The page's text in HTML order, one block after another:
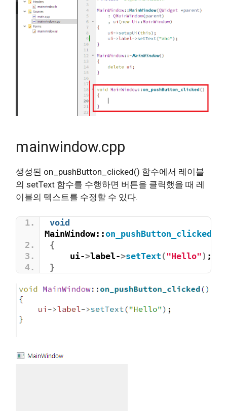
mainwindow.cpp
생성된 on_pushButton_clicked() 함수에서 레이블
의 setText 함수를 수행하면 버튼을 클릭했을 때 레
이블의 텍스트를 수정할 수 있다.
void
MainWindow::on_pushButton_clicked
{
    ui-
>label->setText ( "Hello") ;
}